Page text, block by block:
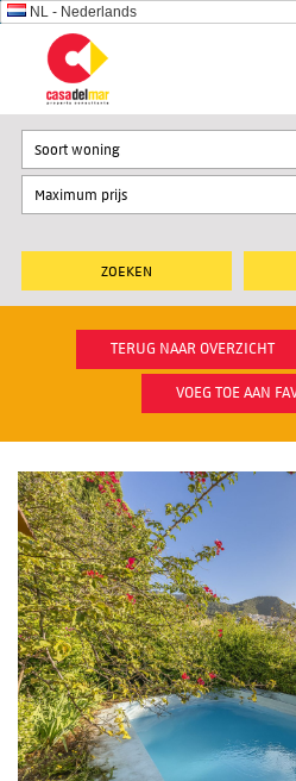
NL - Nederlands
Soort woning
TERUG NAAR OVERZICHT
VOEG TOE AAN